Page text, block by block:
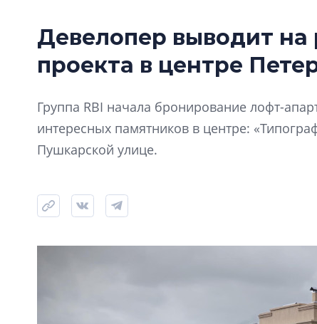
Девелопер выводит на
проекта в центре
Группа RBI начала бронирование лофт-
интересных памятников в центре:
Пушкарской улице.